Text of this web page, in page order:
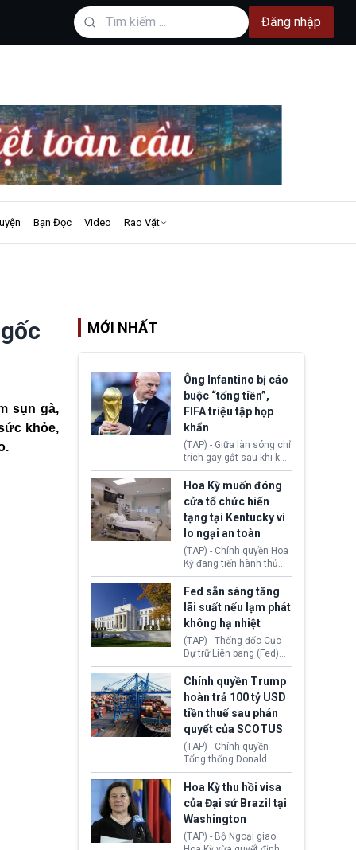
Đăng nhập
Bạn Đọc Video Rao Vặt
sụn gà,
khỏe,
MỚI NHẤT
Ông Infantino bị cáo
buộc “tống tiền”,
FIFA triệu tập họp
khẩn
(TAP) - Giữa làn sóng chỉ
trích gay gắt sau khi kế
hoạch thương mại hoá
World Cup bị phanh phui,
Chủ tịch Gianni Infantino
tiếp tục đối mặt cáo
buộc dùng sức ép tài
chính để đổi lấy sự ủng
chính trị từ Liên đoàn
Bóng đá Jordan. Trước
áp lực dồn dập, FIFA phải
tổ chức cuộc họp khẩn ở
Morocco.
Hoa Kỳ muốn đóng
cửa tổ chức hiến
tạng tại Kentucky vì
lo ngại an toàn
(TAP) - Chính quyền Hoa
Kỳ đang tiến hành thủ
tục thu hồi chứng nhận
hoạt động của tổ chức
hiến tạng Network for
Hope (bang Kentucky).
Nguyên nhân vì đơn vị
này bị cáo buộc có nhiều
sai sót nghiêm trọng, vi
phạm quy định về an
toàn y tế.
Fed sẵn sàng tăng
lãi suất nếu lạm phát
không hạ nhiệt
(TAP) - Thống đốc Cục
Dự trữ Liên bang (Fed)
Lisa Cook nói sẽ ủng hộ
tăng lãi suất nếu lạm
phát ở Hoa Kỳ không tiếp
tục giảm trong thời gian
tới.
Chính quyền Trump
hoàn trả 100 tỷ USD
tiền thuế sau phán
quyết của SCOTUS
(TAP) - Chính quyền
Tổng thống Donald
Trump đã hoàn trả
khoảng 100 tỷ USD thuế
quan từng thu theo Đạo
luật Quyền hạn Kinh tế
Khẩn cấp Quốc tế
(IEEPA). Động thái này
Hoa Kỳ thu hồi visa
của Đại sứ Brazil tại
Washington
(TAP) - Bộ Ngoại giao